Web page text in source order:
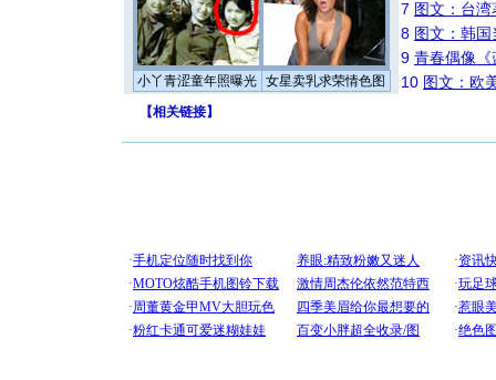
小丫青涩童年照曝光 女星卖乳求荣情色图
7 图文：台
8 图文：韩
9 青春偶像《
10 图文：欧
【相关链接】